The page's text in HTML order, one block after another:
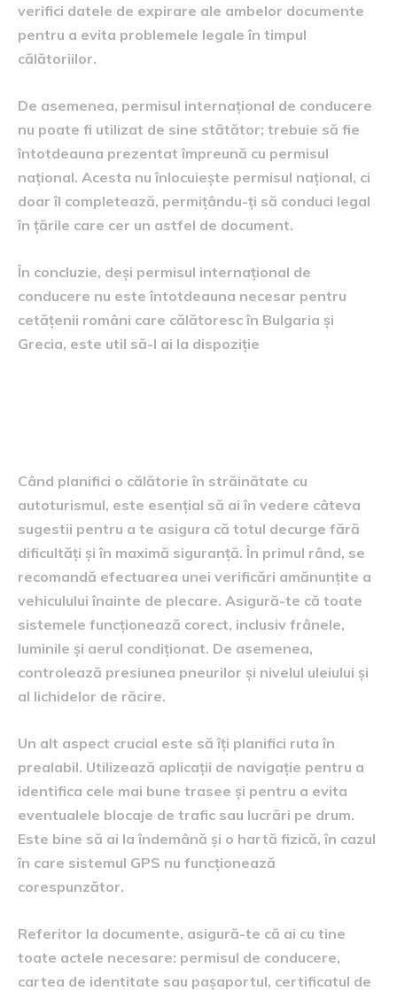
verifici datele de expirare ale ambelor documente
pentru a evita problemele legale în timpul
călătoriilor.
De asemenea, permisul internațional de conducere
nu poate fi utilizat de sine stătător; trebuie să fie
întotdeauna prezentat împreună cu permisul
național. Acesta nu înlocuiește permisul național, ci
doar îl completează, permițându-ți să conduci legal
în țările care cer un astfel de document.
În concluzie, deși permisul internațional de
conducere nu este întotdeauna necesar pentru
cetățenii români care călătoresc în Bulgaria și
Grecia, este util să-l ai la dispoziție
Când planifici o călătorie în străinătate cu
autoturismul, este esențial să ai în vedere câteva
sugestii pentru a te asigura că totul decurge fără
dificultăți și în maximă siguranță. În primul rând, se
recomandă efectuarea unei verificări amănunțite a
vehiculului înainte de plecare. Asigură-te că toate
sistemele funcționează corect, inclusiv frânele,
luminile și aerul condiționat. De asemenea,
controlează presiunea pneurilor și nivelul uleiului și
al lichidelor de răcire.
Un alt aspect crucial este să îți planifici ruta în
prealabil. Utilizează aplicații de navigație pentru a
identifica cele mai bune trasee și pentru a evita
eventualele blocaje de trafic sau lucrări pe drum.
Este bine să ai la îndemână și o hartă fizică, în cazul
în care sistemul GPS nu funcționează
corespunzător.
Referitor la documente, asigură-te că ai cu tine
toate actele necesare: permisul de conducere,
cartea de identitate sau pașaportul, certificatul de